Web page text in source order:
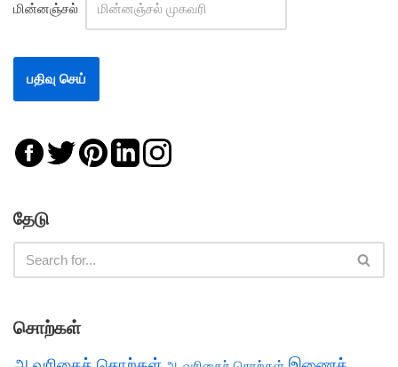
மின்னஞ்சல்
தேடு
சொற்கள்